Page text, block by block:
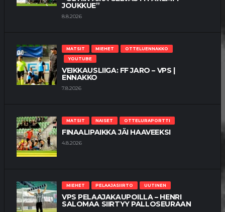
JOUKKUE”
8.8.2026
MATSIT MIEHET
OTTELUENNAKKO
YOUTUBE
VEIKKAUSLIIGA: FF JARO – VPS |
ENNAKKO
7.8.2026
MATSIT NAISET OTTELURAPORTTI
FINAALIPAIKKA JÄI HAAVEEKSI
4.8.2026
MIEHET PELAAJASIIRTO UUTINEN
VPS PELAAJAKAUPOILLA – HENRI
SALOMAA SIIRTYY PALLOSEURAAN